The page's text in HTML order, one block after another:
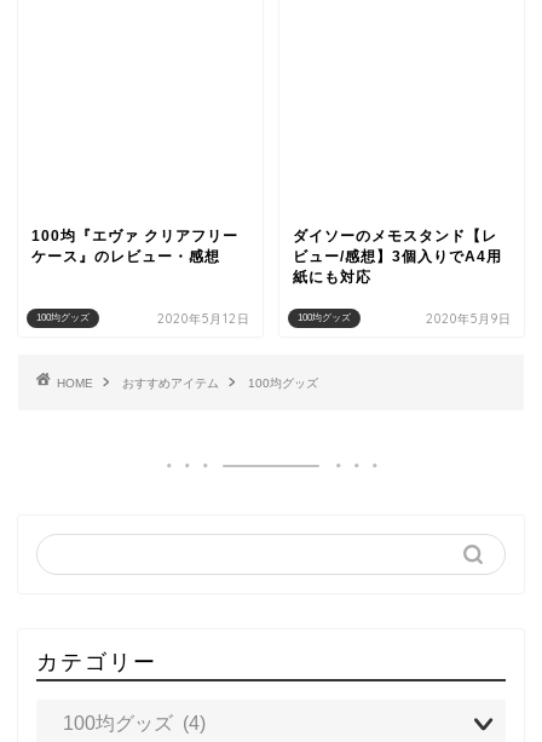
100均グッズ
100均『エヴァ クリアフリー
ケース』のレビュー・感想
2020年5月12日 100均グッズ
ダイソーのメモスタンド【レ
ビュー/感想】3個入りでA4用
紙にも対応
2020年5月9日
HOME おすすめアイテム 100均グッズ
カテゴリー